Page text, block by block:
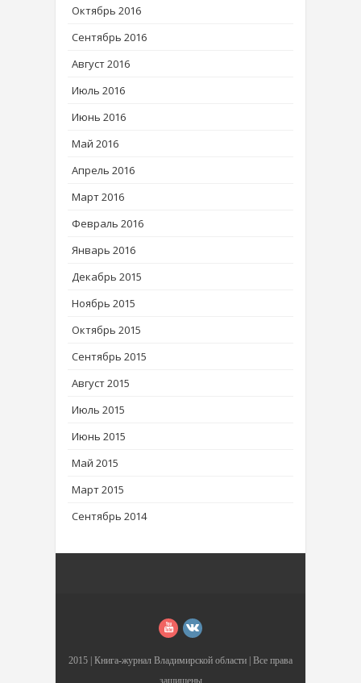
Октябрь 2016
Сентябрь 2016
Август 2016
Июль 2016
Июнь 2016
Май 2016
Апрель 2016
Март 2016
Февраль 2016
Январь 2016
Декабрь 2015
Ноябрь 2015
Октябрь 2015
Сентябрь 2015
Август 2015
Июль 2015
Июнь 2015
Май 2015
Март 2015
Сентябрь 2014
2015 | Книга-журнал Владимирской области | Все права